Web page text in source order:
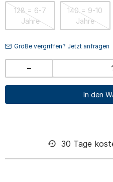
128 = 6-7
Jahre
140 = 9-10
Jahre
Größe vergriffen? Jetzt anfragen
-
In den
30 Tage